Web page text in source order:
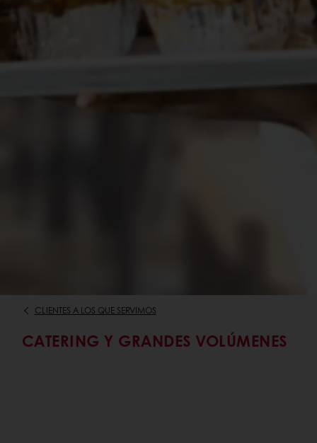
CLIENTES A LOS QUE SERVIMOS
CATERING Y GRANDES VOLÚMENES